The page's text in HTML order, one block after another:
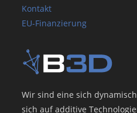
Kontakt
EU-Finanzierung
Wir sind eine sich
sich auf additive